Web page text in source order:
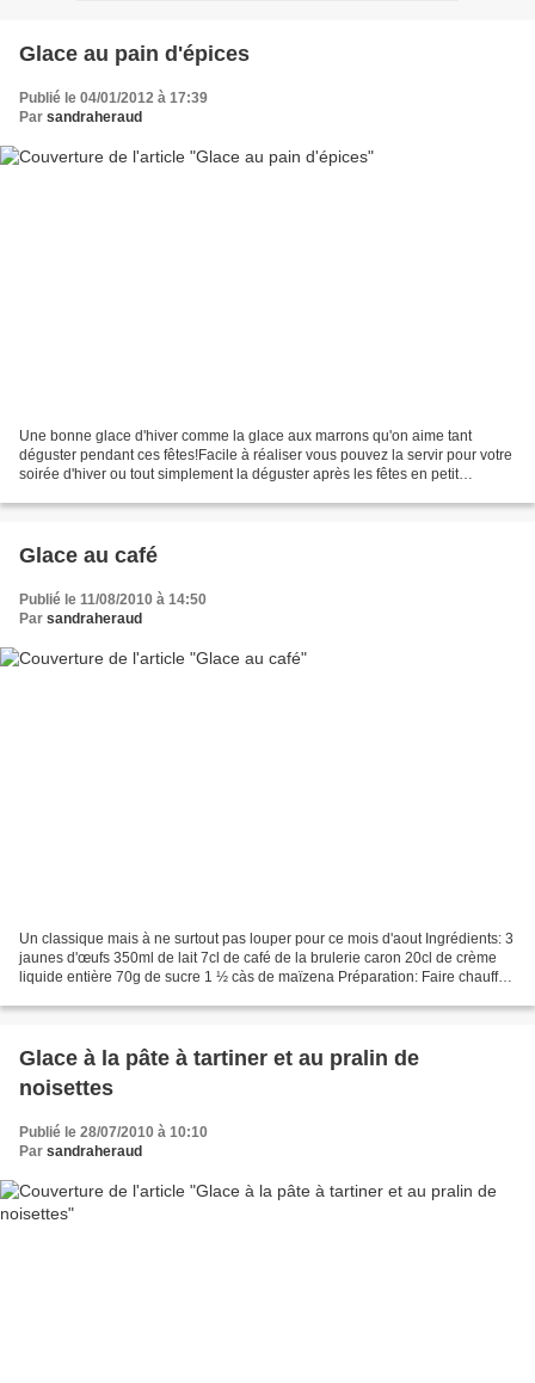
Glace au pain d'épices
Publié le 04/01/2012 à 17:39
Par sandraheraud
Une bonne glace d'hiver comme la glace aux marrons qu'on aime tant
déguster pendant ces fêtes!Facile à réaliser vous pouvez la servir pour votre
soirée d'hiver ou tout simplement la déguster après les fêtes en petit
Glace au café
Publié le 11/08/2010 à 14:50
Par sandraheraud
Un classique mais à ne surtout pas louper pour ce mois d'aout Ingrédients: 3
jaunes d'œufs 350ml de lait 7cl de café de la brulerie caron 20cl de crème
liquide entière 70g de sucre 1 ½ càs de maïzena Préparation: Faire chauffer
Glace à la pâte à tartiner et au pralin de
noisettes
Publié le 28/07/2010 à 10:10
Par sandraheraud